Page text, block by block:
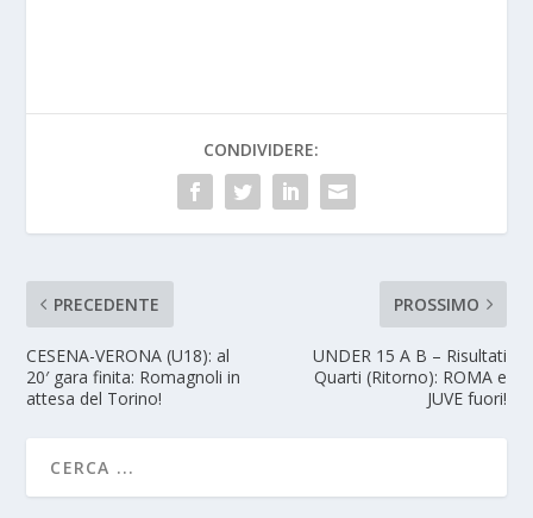
CONDIVIDERE:
PRECEDENTE
CESENA-VERONA (U18): al
20′ gara finita: Romagnoli in
attesa del Torino!
PROSSIMO
UNDER 15 A B – Risultati
Quarti (Ritorno): ROMA e
JUVE fuori!